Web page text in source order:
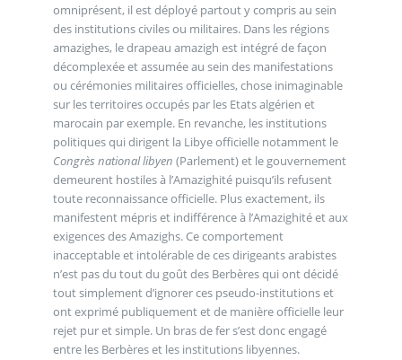
omniprésent, il est déployé partout y compris au sein
des institutions civiles ou militaires. Dans les régions
amazighes, le drapeau amazigh est intégré de façon
décomplexée et assumée au sein des manifestations
ou cérémonies militaires officielles, chose inimaginable
sur les territoires occupés par les Etats algérien et
marocain par exemple. En revanche, les institutions
politiques qui dirigent la Libye officielle notamment le
Congrès national libyen (Parlement) et le gouvernement
demeurent hostiles à l’Amazighité puisqu’ils refusent
toute reconnaissance officielle. Plus exactement, ils
manifestent mépris et indifférence à l’Amazighité et aux
exigences des Amazighs. Ce comportement
inacceptable et intolérable de ces dirigeants arabistes
n’est pas du tout du goût des Berbères qui ont décidé
tout simplement d’ignorer ces pseudo-institutions et
ont exprimé publiquement et de manière officielle leur
rejet pur et simple. Un bras de fer s’est donc engagé
entre les Berbères et les institutions libyennes.